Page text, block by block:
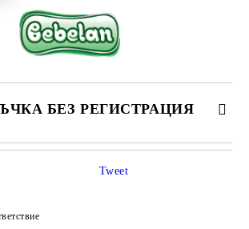
БЕЗ РЕГИСТРАЦИЯ
ПОПЪЛНЕТЕ 4 ПОЛЕТА
Tweet